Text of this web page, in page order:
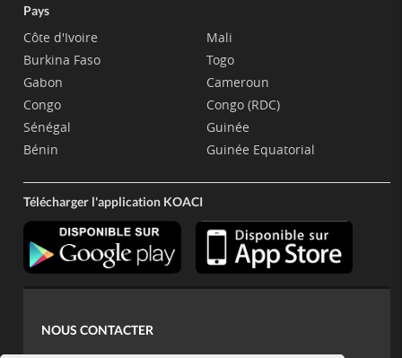
Pays
Côte d'Ivoire
Burkina Faso
Gabon
Congo
Sénégal
Bénin
Mali
Togo
Cameroun
Congo (RDC)
Guinée
Guinée Equatorial
Télécharger l'application KOACI
NOUS CONTACTER